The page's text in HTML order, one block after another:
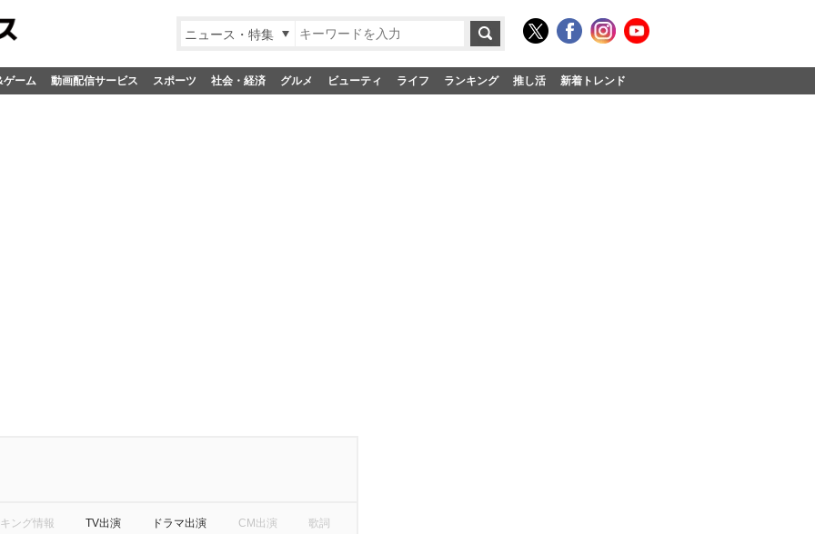
ニュース・特集
ゲーム 動画配信サービス スポーツ 社会・経済 グルメ ビューティ ライフ ランキング 推し活 新着トレンド
ング情報 TV出演 ドラマ出演 CM出演 歌詞